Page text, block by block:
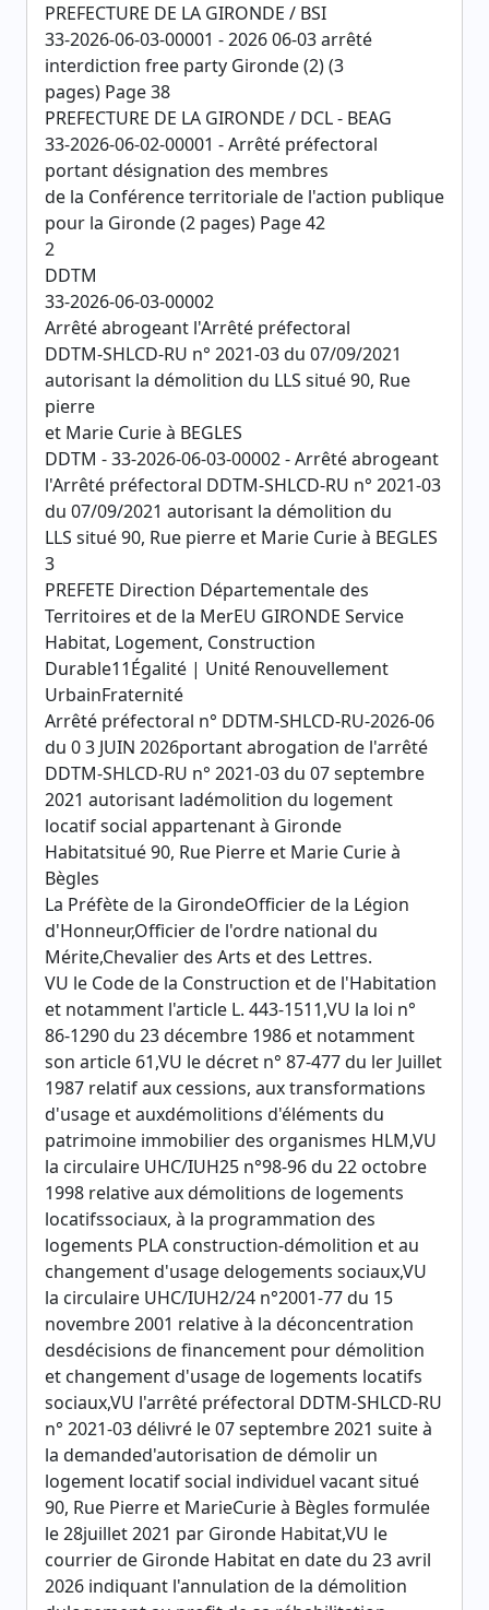
PREFECTURE DE LA GIRONDE / BSI
33-2026-06-03-00001 - 2026 06-03 arrêté
interdiction free party Gironde (2) (3
pages) Page 38
PREFECTURE DE LA GIRONDE / DCL - BEAG
33-2026-06-02-00001 - Arrêté préfectoral
portant désignation des membres
de la Conférence territoriale de l'action publique
pour la Gironde (2 pages) Page 42
2
DDTM
33-2026-06-03-00002
Arrêté abrogeant l'Arrêté préfectoral
DDTM-SHLCD-RU n° 2021-03 du 07/09/2021
autorisant la démolition du LLS situé 90, Rue
pierre
et Marie Curie à BEGLES
DDTM - 33-2026-06-03-00002 - Arrêté abrogeant
l'Arrêté préfectoral DDTM-SHLCD-RU n° 2021-03
du 07/09/2021 autorisant la démolition du
LLS situé 90, Rue pierre et Marie Curie à BEGLES
3
PREFETE Direction Départementale des
Territoires et de la MerEU GIRONDE Service
Habitat, Logement, Construction
Durable11Égalité | Unité Renouvellement
UrbainFraternité
Arrêté préfectoral n° DDTM-SHLCD-RU-2026-06
du 0 3 JUIN 2026portant abrogation de l'arrêté
DDTM-SHLCD-RU n° 2021-03 du 07 septembre
2021 autorisant ladémolition du logement
locatif social appartenant à Gironde
Habitatsitué 90, Rue Pierre et Marie Curie à
Bègles
La Préfète de la GirondeOfficier de la Légion
d'Honneur,Officier de l'ordre national du
Mérite,Chevalier des Arts et des Lettres.
VU le Code de la Construction et de l'Habitation
et notamment l'article L. 443-1511,VU la loi n°
86-1290 du 23 décembre 1986 et notamment
son article 61,VU le décret n° 87-477 du ler Juillet
1987 relatif aux cessions, aux transformations
d'usage et auxdémolitions d'éléments du
patrimoine immobilier des organismes HLM,VU
la circulaire UHC/IUH25 n°98-96 du 22 octobre
1998 relative aux démolitions de logements
locatifssociaux, à la programmation des
logements PLA construction-démolition et au
changement d'usage delogements sociaux,VU
la circulaire UHC/IUH2/24 n°2001-77 du 15
novembre 2001 relative à la déconcentration
desdécisions de financement pour démolition
et changement d'usage de logements locatifs
sociaux,VU l'arrêté préfectoral DDTM-SHLCD-RU
n° 2021-03 délivré le 07 septembre 2021 suite à
la demanded'autorisation de démolir un
logement locatif social individuel vacant situé
90, Rue Pierre et MarieCurie à Bègles formulée
le 28juillet 2021 par Gironde Habitat,VU le
courrier de Gironde Habitat en date du 23 avril
2026 indiquant l'annulation de la démolition